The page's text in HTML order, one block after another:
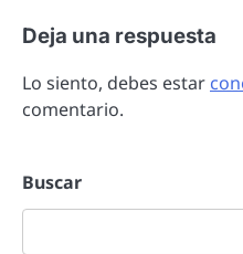
Deja una respuesta
Lo siento, debes estar
comentario.
Buscar